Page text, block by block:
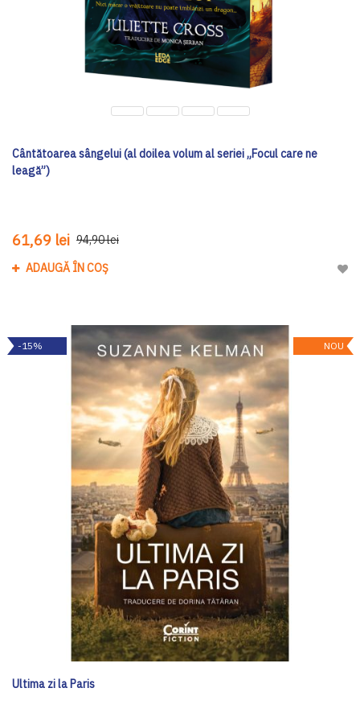
Cântătoarea sângelui (al doilea volum al seriei „Focul care ne
leagă”)
61,69 lei 94,90 lei
ADAUGĂ ÎN COȘ
NOU
-15%
Ultima zi la Paris